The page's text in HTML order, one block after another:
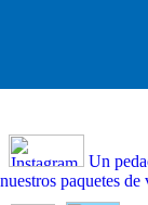
Un
nuestros paquetes de